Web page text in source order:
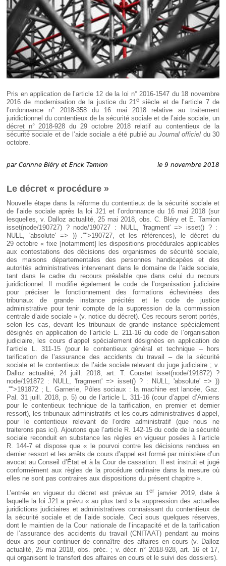
IT
Pris en application de l’article 12 de la loi n° 2016-1547 du 18 novembre
2016 de modernisation de la justice du 21e siècle et de l’article 7 de
l’ordonnance n° 2018-358 du 16 mai 2018 relative au traitement
juridictionnel du contentieux de la sécurité sociale et de l’aide sociale, un
décret n° 2018-928 du 29 octobre 2018 relatif au contentieux de la
sécurité sociale et de l’aide sociale a été publié au Journal officiel du 30
octobre.
par Corinne Bléry et Erick Tamion le 9 novembre 2018
Le décret « procédure »
Nouvelle étape dans la réforme du contentieux de la sécurité sociale et
de l’aide sociale après la loi J21 et l’ordonnance du 16 mai 2018 (sur
lesquelles, v. Dalloz actualité, 25 mai 2018, obs. C. Bléry et E. Tamion
isset(node/190727) ? node/190727 : NULL, 'fragment' => isset() ? :
NULL, 'absolute' => )) .'"'>190727, et les références), le décret du
29 octobre « fixe [notamment] les dispositions procédurales applicables
aux contestations des décisions des organismes de sécurité sociale,
des maisons départementales des personnes handicapées et des
autorités administratives intervenant dans le domaine de l’aide sociale,
tant dans le cadre du recours préalable que dans celui du recours
juridictionnel. Il modifie également le code de l’organisation judiciaire
pour préciser le fonctionnement des formations échevinées des
tribunaux de grande instance précités et le code de justice
administrative pour tenir compte de la suppression de la commission
centrale d’aide sociale » (v. notice du décret). Ces recours seront portés,
selon les cas, devant les tribunaux de grande instance spécialement
désignés en application de l’article L. 211-16 du code de l’organisation
judiciaire, les cours d’appel spécialement désignées en application de
l’article L. 311-15 (pour le contentieux général et technique – hors
tarification de l’assurance des accidents du travail – de la sécurité
sociale et le contentieux de l’aide sociale relevant du juge judiciaire ; v.
Dalloz actualité, 24 juill. 2018, art. T. Coustet isset(node/191872) ?
node/191872 : NULL, 'fragment' => isset() ? : NULL, 'absolute' => ))
.'"'>191872 ; L. Garnerie, Pôles sociaux : la machine est lancée, Gaz.
Pal. 31 juill. 2018, p. 5) ou de l’article L. 311-16 (cour d’appel d’Amiens
pour le contentieux technique de la tarification, en premier et dernier
ressort), les tribunaux administratifs et les cours administratives d’appel,
pour le contentieux relevant de l’ordre administratif (que nous ne
traiterons pas ici). Ajoutons que l’article R. 142-15 du code de la sécurité
sociale reconduit en substance les règles en vigueur posées à l’article
R. 144-7 et dispose que « le pourvoi contre les décisions rendues en
dernier ressort et les arrêts de cours d’appel est formé par ministère d’un
avocat au Conseil d’État et à la Cour de cassation. Il est instruit et jugé
conformément aux règles de la procédure ordinaire dans la mesure où
elles ne sont pas contraires aux dispositions du présent chapitre ».
L’entrée en vigueur du décret est prévue au 1er
janvier 2019, date à
laquelle la loi J21 a prévu « au plus tard » la suppression des actuelles
juridictions judiciaires et administratives connaissant du contentieux de
la sécurité sociale et de l’aide sociale. Ceci sous quelques réserves,
dont le maintien de la Cour nationale de l’incapacité et de la tarification
de l’assurance des accidents du travail (CNITAAT) pendant au moins
deux ans pour continuer de connaître des affaires en cours (v. Dalloz
actualité, 25 mai 2018, obs. préc. ; v. décr. n° 2018-928, art. 16 et 17,
qui organisent le transfert des affaires en cours et le suivi des dossiers).